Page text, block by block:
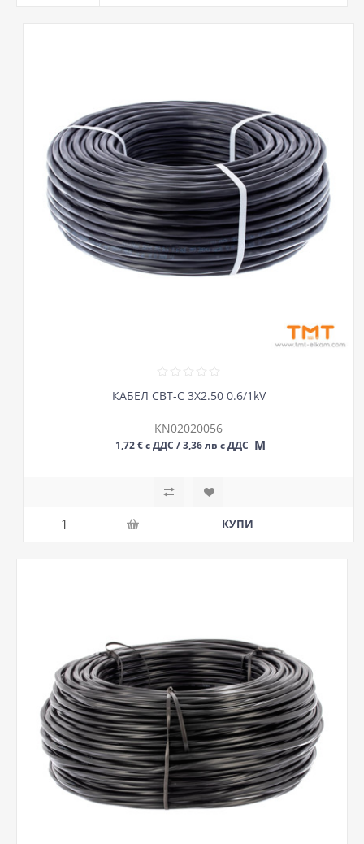
КАБЕЛ СВТ-С 3Х2.50 0.6/1kV
KN02020056
1,72 € с ДДС / 3,36 лв с ДДС М